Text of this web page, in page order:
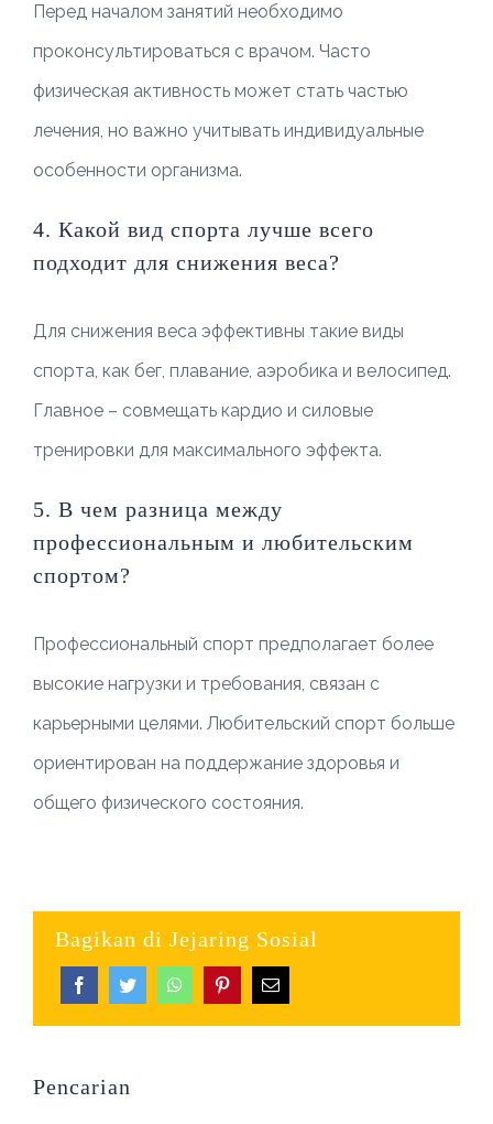
Перед началом занятий необходимо
проконсультироваться с врачом. Часто
физическая активность может стать частью
лечения, но важно учитывать индивидуальные
особенности организма.
4. Какой вид спорта лучше всего
подходит для снижения веса?
Для снижения веса эффективны такие виды
спорта, как бег, плавание, аэробика и велосипед.
Главное – совмещать кардио и силовые
тренировки для максимального эффекта.
5. В чем разница между
профессиональным и любительским
спортом?
Профессиональный спорт предполагает более
высокие нагрузки и требования, связан с
карьерными целями. Любительский спорт больше
ориентирован на поддержание здоровья и
общего физического состояния.
Bagikan di Jejaring Sosial
Pencarian